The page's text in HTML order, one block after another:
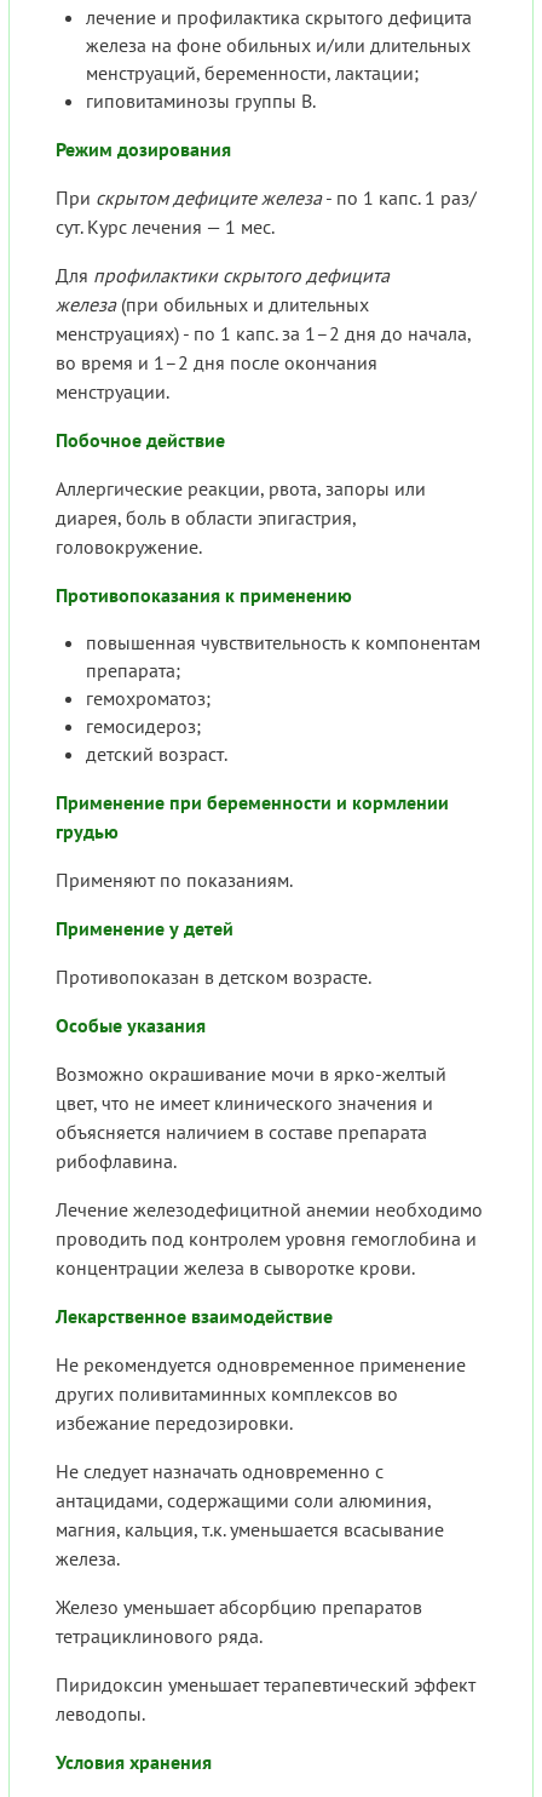
лечение и профилактика скрытого дефицита
железа на фоне обильных и/или длительных
менструаций, беременности, лактации;
гиповитаминозы группы В.
Режим дозирования
При скрытом дефиците железа- по 1 капс. 1 раз/
сут. Курс лечения — 1 мес.
Для профилактики скрытого дефицита
железа(при обильных и длительных
менструациях) - по 1 капс. за 1–2 дня до начала,
во время и 1–2 дня после окончания
менструации.
Побочное действие
Аллергические реакции, рвота, запоры или
диарея, боль в области эпигастрия,
головокружение.
Противопоказания к применению
повышенная чувствительность к компонентам
препарата;
гемохроматоз;
гемосидероз;
детский возраст.
Применение при беременности и кормлении
грудью
Применяют по показаниям.
Применение у детей
Противопоказан в детском возрасте.
Особые указания
Возможно окрашивание мочи в ярко-желтый
цвет, что не имеет клинического значения и
объясняется наличием в составе препарата
рибофлавина.
Лечение железодефицитной анемии необходимо
проводить под контролем уровня гемоглобина и
концентрации железа в сыворотке крови.
Лекарственное взаимодействие
Не рекомендуется одновременное применение
других поливитаминных комплексов во
избежание передозировки.
Не следует назначать одновременно с
антацидами, содержащими соли алюминия,
магния, кальция, т.к. уменьшается всасывание
железа.
Железо уменьшает абсорбцию препаратов
тетрациклинового ряда.
Пиридоксин уменьшает терапевтический эффект
леводопы.
Условия хранения